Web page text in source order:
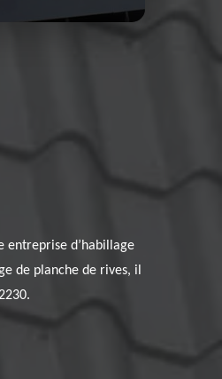
entreprise d’habillage
de planche de rives, il